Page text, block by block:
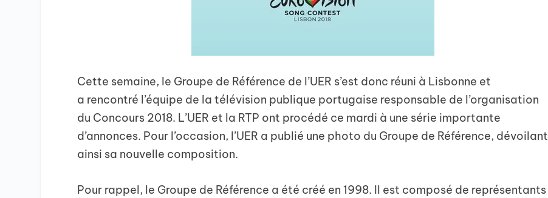
Cette semaine, le Groupe de Référence de l’UER s’est donc réuni à Lisbonne et
a rencontré l’équipe de la télévision publique portugaise responsable de l’organisation
du Concours 2018. L’UER et la RTP ont procédé ce mardi à une série importante
d’annonces. Pour l’occasion, l’UER a publié une photo du Groupe de Référence, dévoilant
ainsi sa nouvelle composition.
Pour rappel, le Groupe de Référence a été créé en 1998. Il est composé de représentants